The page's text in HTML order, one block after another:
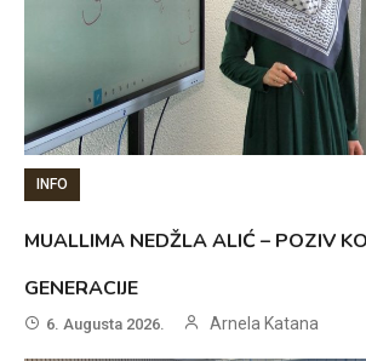
INFO
MUALLIMA NEDŽLA ALIĆ – POZIV
GENERACIJE
6. Augusta 2026. Arnela Katana